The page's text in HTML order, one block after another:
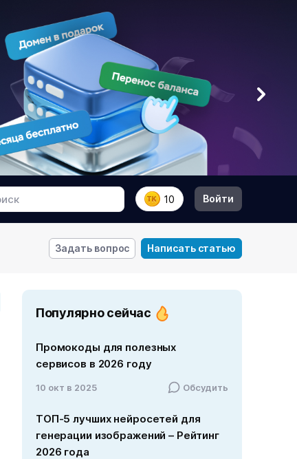
10 Войти
Задать вопрос Написать статью
Популярно сейчас
Промокоды для полезных
сервисов в 2026 году
10 окт в 2025 Обсудить
ТОП-5 лучших нейросетей для
генерации изображений – Рейтинг
2026 года